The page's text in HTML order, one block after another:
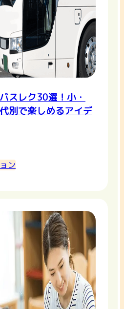
スレク30選！小・
別で楽しめるアイデ
ン